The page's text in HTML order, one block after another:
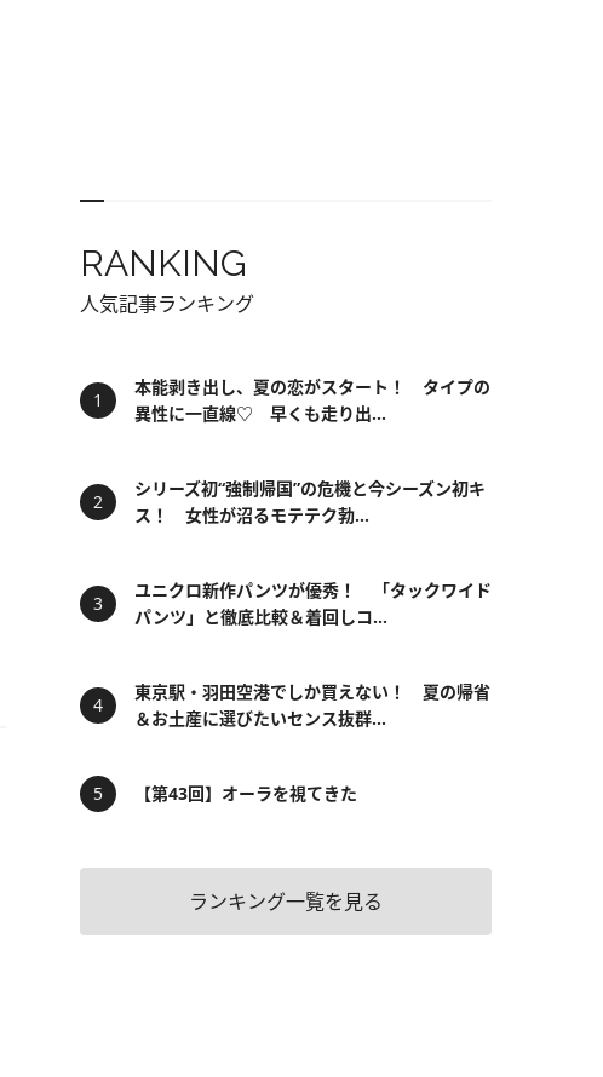
RANKING
人気記事ランキング
本能剥き出し、夏の恋がスタート！ タイプの
異性に一直線♡ 早くも走り出...
シリーズ初“強制帰国”の危機と今シーズン初キ
ス！ 女性が沼るモテテク勃...
ユニクロ新作パンツが優秀！ 「タックワイド
パンツ」と徹底比較＆着回しコ...
東京駅・羽田空港でしか買えない！ 夏の帰省
＆お土産に選びたいセンス抜群...
【第43回】オーラを視てきた
ランキング一覧を見る